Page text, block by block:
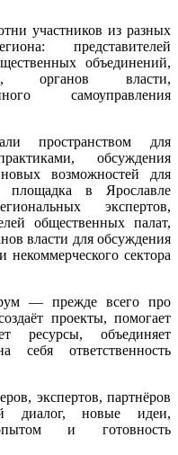
участников из разных
представителей
объединений,
органов власти,
самоуправления
пространством для
обсуждения
возможностей для
площадка в Ярославле
экспертов,
общественных палат,
власти для обсуждения
некоммерческого сектора
— прежде всего про
проекты, помогает
ресурсы, объединяет
ответственность
экспертов, партнёров
диалог, новые идеи,
и готовность